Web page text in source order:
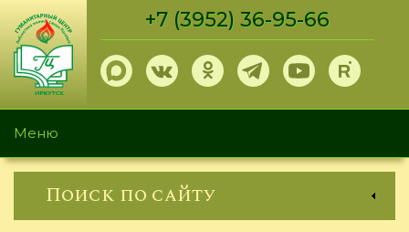
Перейти
основному
содержанию
+7 (3952) 36-95-66
Меню
Поиск по сайту